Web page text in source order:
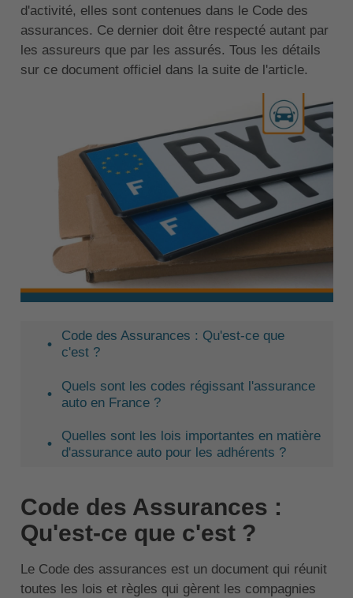
d'activité, elles sont contenues dans le Code des
assurances. Ce dernier doit être respecté autant par
les assureurs que par les assurés. Tous les détails
sur ce document officiel dans la suite de l'article.
Code des Assurances : Qu'est-ce que
c'est ?
Quels sont les codes régissant l'assurance
auto en France ?
Quelles sont les lois importantes en matière
d'assurance auto pour les adhérents ?
Code des Assurances :
Qu'est-ce que c'est ?
Le Code des assurances est un document qui réunit
toutes les lois et règles qui gèrent les compagnies